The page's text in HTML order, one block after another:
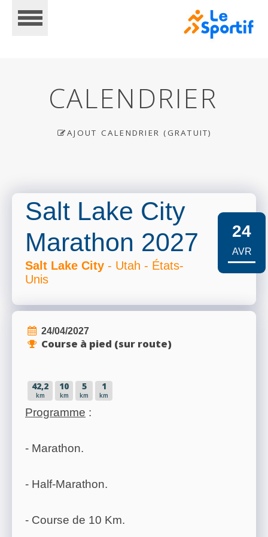
INSCRIPTIONS
PHOTOS/VIDÉOS
BLOG
ORGANISATEURS
CALENDRIER
AJOUT CALENDRIER (GRATUIT)
Salt Lake City
Marathon 2027
Salt Lake City - Utah - États-
Unis
24
AVR
24/04/2027
Course à pied (sur route)
42,2
km
10
km
5
km
1
km
Programme :
- Marathon.
- Half-Marathon.
- Course de 10 Km.